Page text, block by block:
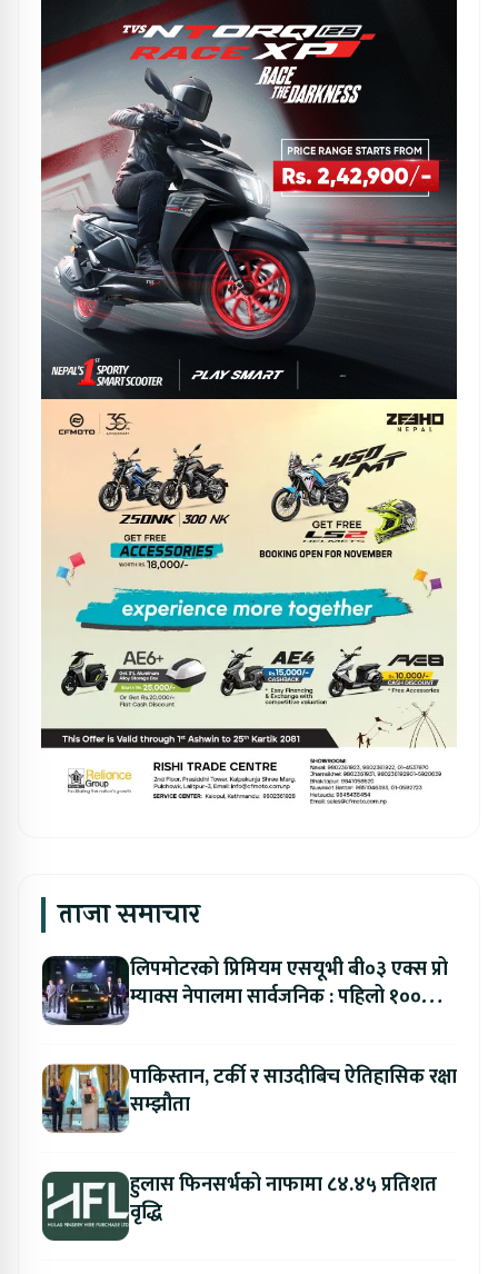
ताजा समाचार
लिपमोटरको प्रिमियम एसयूभी बी०३ एक्स प्रो
म्याक्स नेपालमा सार्वजनिक : पहिलो १००
पाकिस्तान, टर्की र साउदीबिच ऐतिहासिक रक्षा
सम्झौता
हुलास फिनसर्भको नाफामा ८४.४५ प्रतिशत
वृद्धि